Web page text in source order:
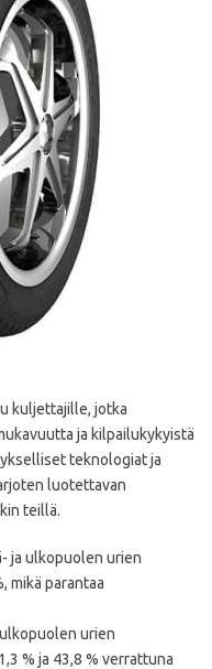
kuljettajille, jotka
ja kilpailukykyistä
teknologiat ja
luotettavan
teillä.
ja ulkopuolen urien
mikä parantaa
urien
% ja 43,8 % verrattuna